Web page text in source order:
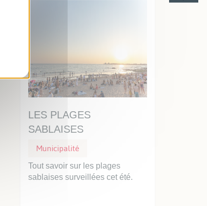
LES PLAGES
SABLAISES
Municipalité
Tout savoir sur les plages
sablaises surveillées cet été.